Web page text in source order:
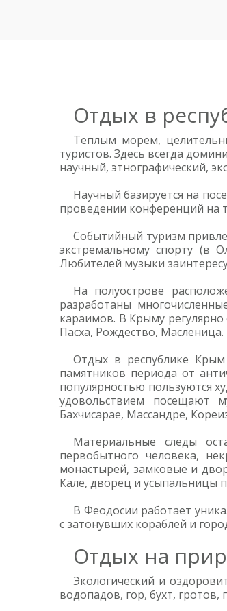
Отдых в
Теплым морем,
туристов. Здесь всегда
научный, этнографический,
Научный базируется на
проведении конференций на
Событийный туризм
экстремальному спорту (в
Любителей музыки
На полуострове
разработаны
караимов. В Крыму
Пасха, Рождество, Масленица.
Отдых в республике Крым
памятников периода от
популярностью пользуются
удовольствием посещают
Бахчисарае, Массандре,
Материальные следы
первобытного человека,
монастырей, замковые и
Кале, дворец и усыпальницы
В Феодосии работает
с затонувших кораблей и
Отдых на
Экологический и
водопадов, гор, бухт,